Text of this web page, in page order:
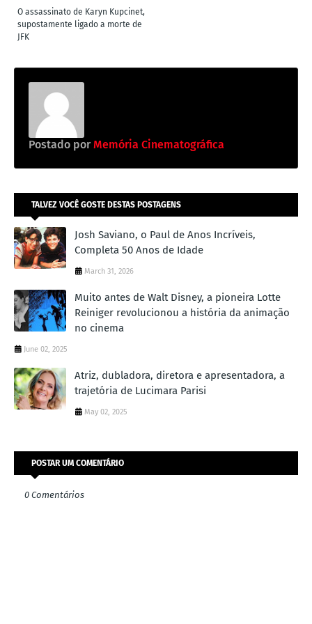
O assassinato de Karyn Kupcinet,
supostamente ligado a morte de
JFK
Postado por Memória Cinematográfica
TALVEZ VOCÊ GOSTE DESTAS POSTAGENS
Josh Saviano, o Paul de Anos Incríveis,
Completa 50 Anos de Idade
March 31, 2026
Muito antes de Walt Disney, a pioneira Lotte
Reiniger revolucionou a história da animação
no cinema
June 02, 2025
Atriz, dubladora, diretora e apresentadora, a
trajetória de Lucimara Parisi
May 02, 2025
POSTAR UM COMENTÁRIO
0 Comentários